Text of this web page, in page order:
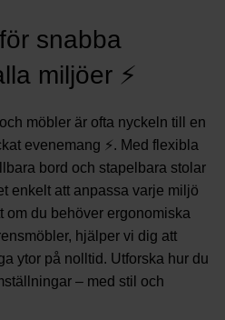
snabba
miljöer ⚡
möbler är ofta nyckeln till en
evenemang ⚡. Med flexibla
bord och stapelbara stolar
enkelt att anpassa varje miljö
om du behöver ergonomiska
hjälper vi dig att
ytor på nolltid. Utforska hur du
– med stil och